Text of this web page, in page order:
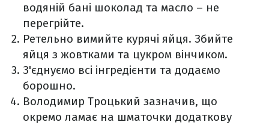
водяній бані шоколад та масло – не
перегрійте.
Ретельно вимийте курячі яйця. Збийте
яйця з жовтками та цукром вінчиком.
З'єднуємо всі інгредієнти та додаємо
борошно.
Володимир Троцький зазначив, що
окремо ламає на шматочки додаткову